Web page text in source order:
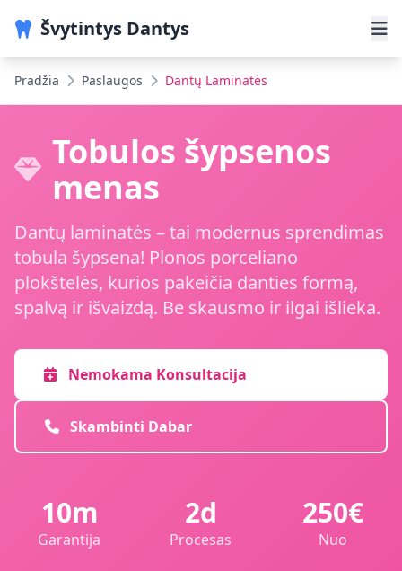
Švytintys Dantys
Pradžia Paslaugos Dantų Laminatės
Tobulos šypsenos
menas
Dantų laminatės – tai modernus sprendimas
tobula šypsena! Plonos porceliano
plokštelės, kurios pakeičia danties formą,
spalvą ir išvaizdą. Be skausmo ir ilgai išlieka.
Nemokama Konsultacija
Skambinti Dabar
10m
Garantija
2d
Procesas
250€
Nuo